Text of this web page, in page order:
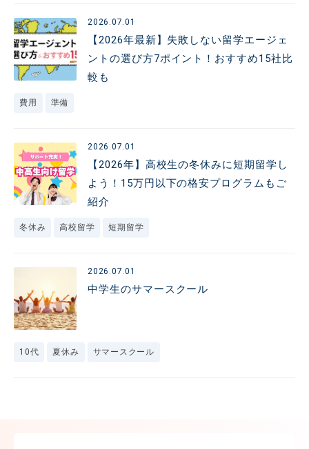
2026.07.01
【2026年最新】失敗しない留学エージェ
ントの選び方7ポイント！おすすめ15社比
較も
費用 準備
2026.07.01
【2026年】高校生の冬休みに短期留学し
よう！15万円以下の格安プログラムもご
紹介
冬休み 高校留学 短期留学
2026.07.01
中学生のサマースクール
10代 夏休み サマースクール